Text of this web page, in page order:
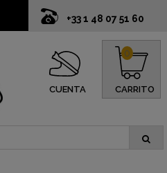
+33 1 48 07 51 60
CUENTA CARRITO
0